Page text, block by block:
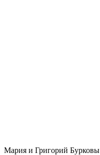
Мария и Григорий Бурковы